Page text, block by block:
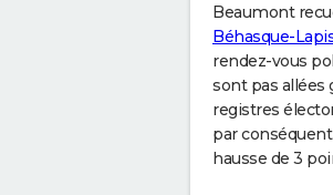
Beaumont
Béhasque-
rendez-vous
sont pas allées
registres
par
hausse de 3